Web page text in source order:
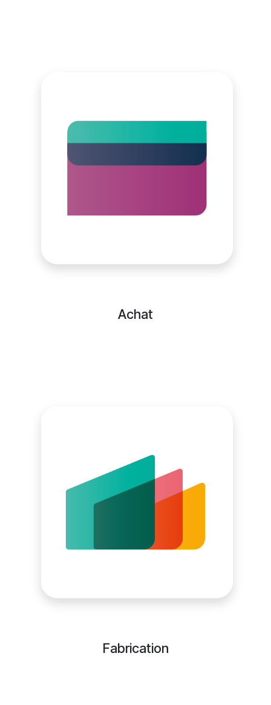
Achat
Fabrication